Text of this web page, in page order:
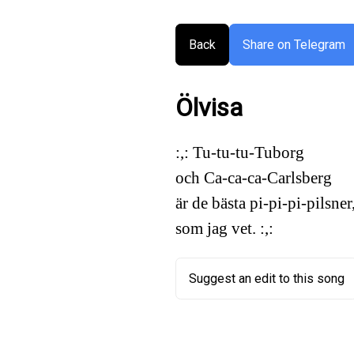
Back Share on Telegram
Ölvisa
:,: Tu-tu-tu-Tuborg
och Ca-ca-ca-Carlsberg
är de bästa pi-pi-pi-
som jag vet. :,:
Suggest an edit to this song